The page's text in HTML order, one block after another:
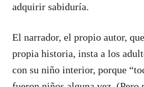
adquirir sabiduría.
El narrador, el propio autor,
propia historia, insta a los
con su niño interior, porque